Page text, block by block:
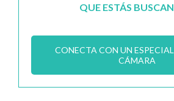
QUE ESTÁS
CONECTA CON UN
CÁMARA